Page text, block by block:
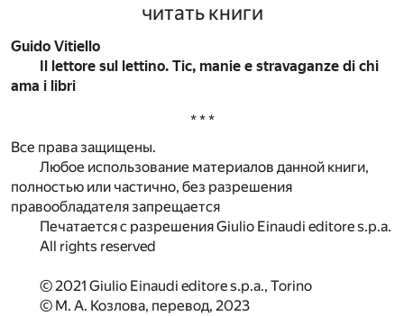
читать книги
Guido Vitiello
Il lettore sul lettino. Tic, manie e stravaganze di chi
ama i libri
* * *
Все права защищены.
Любое использование материалов данной книги,
полностью или частично, без разрешения
правообладателя запрещается
Печатается с разрешения Giulio Einaudi editore s.p.a.
All rights reserved
© 2021 Giulio Einaudi editore s.p.a., Torino
© М. А. Козлова, перевод, 2023